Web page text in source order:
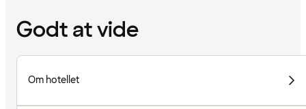
Godt at vide
Om hotellet